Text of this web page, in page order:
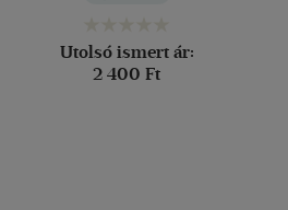
Utolsó ismert ár:
2 400 Ft